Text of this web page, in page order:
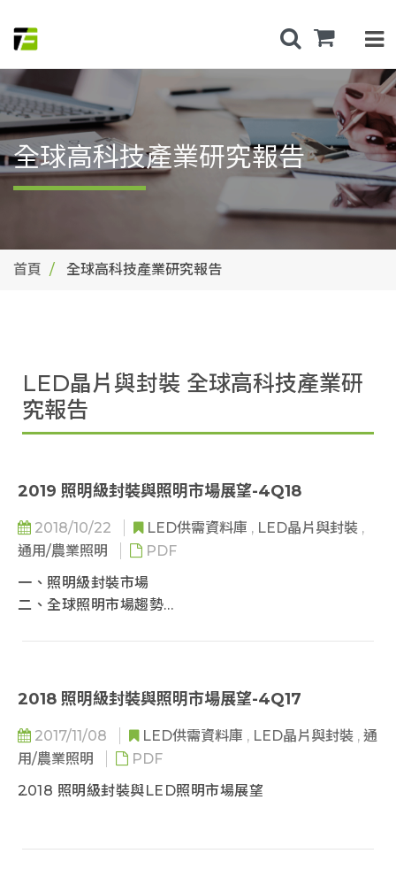
全球高科技產業研究報告
首頁 全球高科技產業研究報告
LED晶片與封裝 全球高科技產業研
究報告
2019 照明級封裝與照明市場展望-4Q18
2018/10/22 LED供需資料庫 , LED晶片與封裝 ,
通用/農業照明
PDF
一、照明級封裝市場
二、全球照明市場趨勢
2018 照明級封裝與照明市場展望-4Q17
2017/11/08 LED供需資料庫 , LED晶片與封裝 , 通
用/農業照明
PDF
2018 照明級封裝與LED照明市場展望